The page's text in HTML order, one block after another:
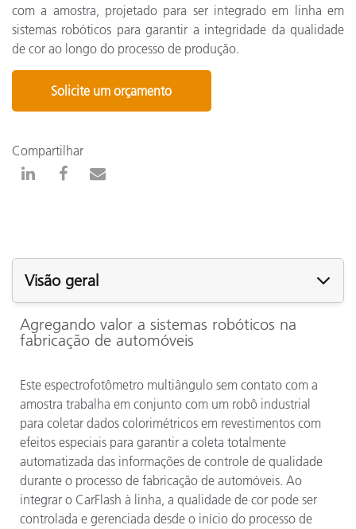
com a amostra, projetado para ser integrado em linha em
sistemas robóticos para garantir a integridade da qualidade
de cor ao longo do processo de produção.
Solicite um orçamento
Compartilhar
Visão geral
Agregando valor a sistemas robóticos na
fabricação de automóveis
Este espectrofotômetro multiângulo sem contato com a
amostra trabalha em conjunto com um robô industrial
para coletar dados colorimétricos em revestimentos com
efeitos especiais para garantir a coleta totalmente
automatizada das informações de controle de qualidade
durante o processo de fabricação de automóveis. Ao
integrar o CarFlash à linha, a qualidade de cor pode ser
controlada e gerenciada desde o início do processo de